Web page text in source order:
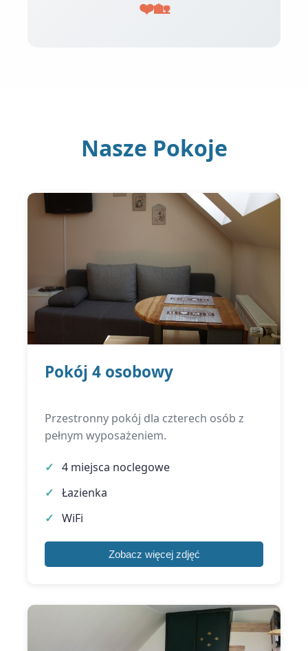
❤️🏡
Nasze Pokoje
Pokój 4 osobowy
Przestronny pokój dla czterech osób z
pełnym wyposażeniem.
4 miejsca noclegowe
Łazienka
WiFi
Zobacz więcej zdjęć